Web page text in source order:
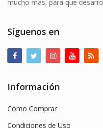
mucho más, para que
Síguenos en
Información
Cómo Comprar
Condiciones de Uso